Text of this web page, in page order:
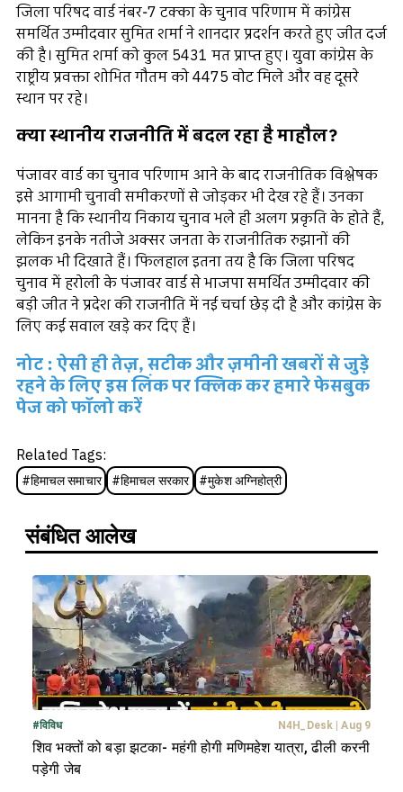
जिला परिषद वार्ड नंबर-7 टक्का के चुनाव परिणाम में कांग्रेस
समर्थित उम्मीदवार सुमित शर्मा ने शानदार प्रदर्शन करते हुए जीत दर्ज
की है। सुमित शर्मा को कुल 5431 मत प्राप्त हुए। युवा कांग्रेस के
राष्ट्रीय प्रवक्ता शोभित गौतम को 4475 वोट मिले और वह दूसरे
स्थान पर रहे।
क्या स्थानीय राजनीति में बदल रहा है माहौल?
पंजावर वार्ड का चुनाव परिणाम आने के बाद राजनीतिक विश्लेषक
इसे आगामी चुनावी समीकरणों से जोड़कर भी देख रहे हैं। उनका
मानना है कि स्थानीय निकाय चुनाव भले ही अलग प्रकृति के होते हैं,
लेकिन इनके नतीजे अक्सर जनता के राजनीतिक रुझानों की
झलक भी दिखाते हैं। फिलहाल इतना तय है कि जिला परिषद
चुनाव में हरोली के पंजावर वार्ड से भाजपा समर्थित उम्मीदवार की
बड़ी जीत ने प्रदेश की राजनीति में नई चर्चा छेड़ दी है और कांग्रेस के
लिए कई सवाल खड़े कर दिए हैं।
नोट : ऐसी ही तेज़, सटीक और ज़मीनी खबरों से जुड़े
रहने के लिए इस लिंक पर क्लिक कर हमारे फेसबुक
पेज को फॉलो करें
Related Tags:
#हिमाचल समाचार #हिमाचल सरकार #मुकेश अग्निहोत्री
संबंधित आलेख
#विविध N4H_Desk Aug 9
शिव भक्तों को बड़ा झटका- महंगी होगी मणिमहेश यात्रा, ढीली करनी
पड़ेगी जेब